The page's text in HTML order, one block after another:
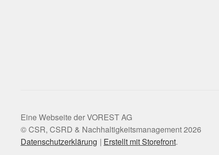
© CSR, CSRD & Nachhaltigkeitsmanagement 2026
Datenschutzerklärung
Erstellt mit Storefront.